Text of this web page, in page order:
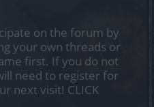
on the forum by
your own threads or
first. If you do not
need to register for
next visit! CLICK